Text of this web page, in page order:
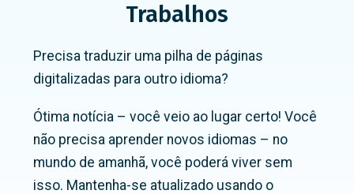
Trabalhos
Precisa traduzir uma pilha de páginas
digitalizadas para outro idioma?
Ótima notícia – você veio ao lugar certo! Você
não precisa aprender novos idiomas – no
mundo de amanhã, você poderá viver sem
isso. Mantenha-se atualizado usando o